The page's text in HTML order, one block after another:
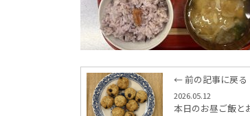
← 前の記事に戻る
2026.05.12
本日のお昼ご飯と